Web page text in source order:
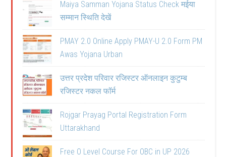
Maiya Samman Yojana Status Check मईया
सम्मान स्थिति देखें
PMAY 2.0 Online Apply PMAY-U 2.0 Form PM
Awas Yojana Urban
उत्तर प्रदेश परिवार रजिस्टर ऑनलाइन कुटुम्ब
रजिस्टर नकल फॉर्म
Rojgar Prayag Portal Registration Form
Uttarakhand
Free O Level Course For OBC in UP 2026